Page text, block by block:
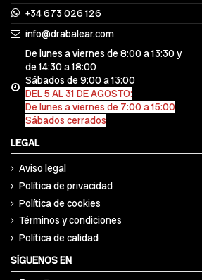
+34 673 026 126
info@drabalear.com
De lunes a viernes de 8:00 a 13:30 y
de 14:30 a 18:00
Sábados de 9:00 a 13:00
DEL 5 AL 31 DE AGOSTO:
De lunes a viernes de 7:00 a 15:00
Sábados cerrados
LEGAL
Aviso legal
Política de privacidad
Política de cookies
Términos y condiciones
Política de calidad
SÍGUENOS EN